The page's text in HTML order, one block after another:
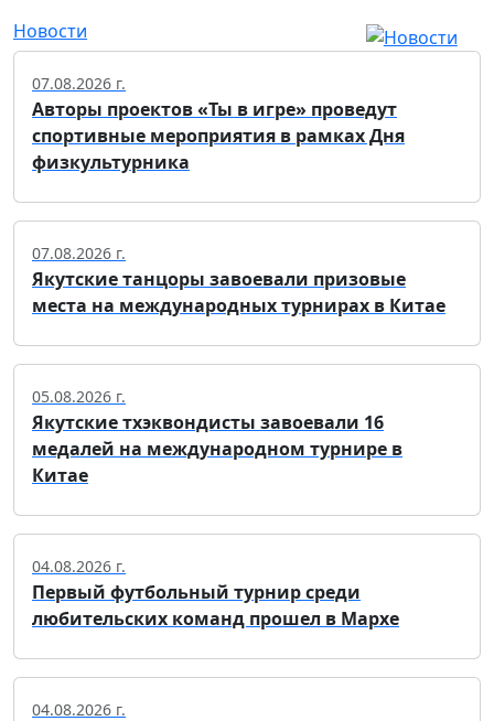
Новости
07.08.2026 г.
Авторы проектов «Ты в игре» проведут
спортивные мероприятия в рамках Дня
физкультурника
07.08.2026 г.
Якутские танцоры завоевали призовые
места на международных турнирах в Китае
05.08.2026 г.
Якутские тхэквондисты завоевали 16
медалей на международном турнире в
Китае
04.08.2026 г.
Первый футбольный турнир среди
любительских команд прошел в Мархе
04.08.2026 г.